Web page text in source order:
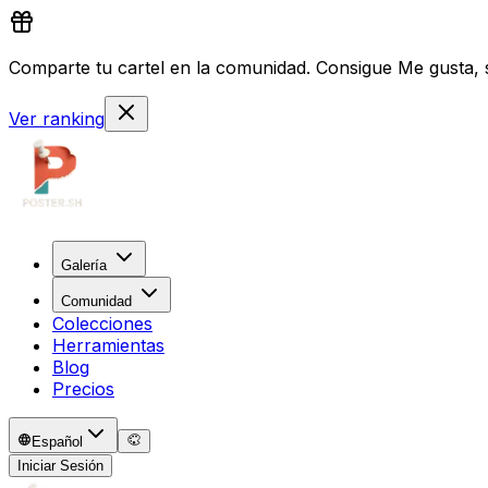
Comparte tu cartel en la comunidad. Consigue Me
Ver ranking
Galería
Comunidad
Colecciones
Herramientas
Blog
Precios
Español
Iniciar Sesión